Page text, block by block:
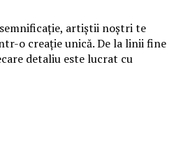
artiștii noștri te
o creație unică. De la linii fine
detaliu este lucrat cu